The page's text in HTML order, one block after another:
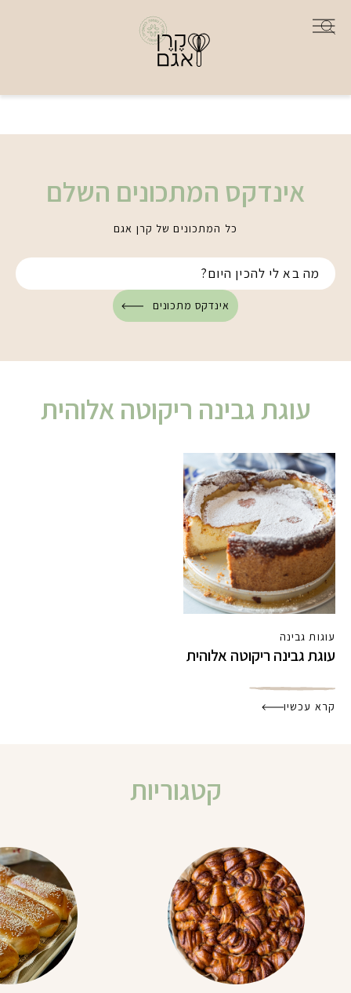
אינדקס המתכונים השלם
כל המתכונים של קרן אגם
אינדקס מתכונים
עוגת גבינה ריקוטה אלוהית
עוגות גבינה
עוגת גבינה ריקוטה אלוהית
קרא עכשיו
קטגוריות